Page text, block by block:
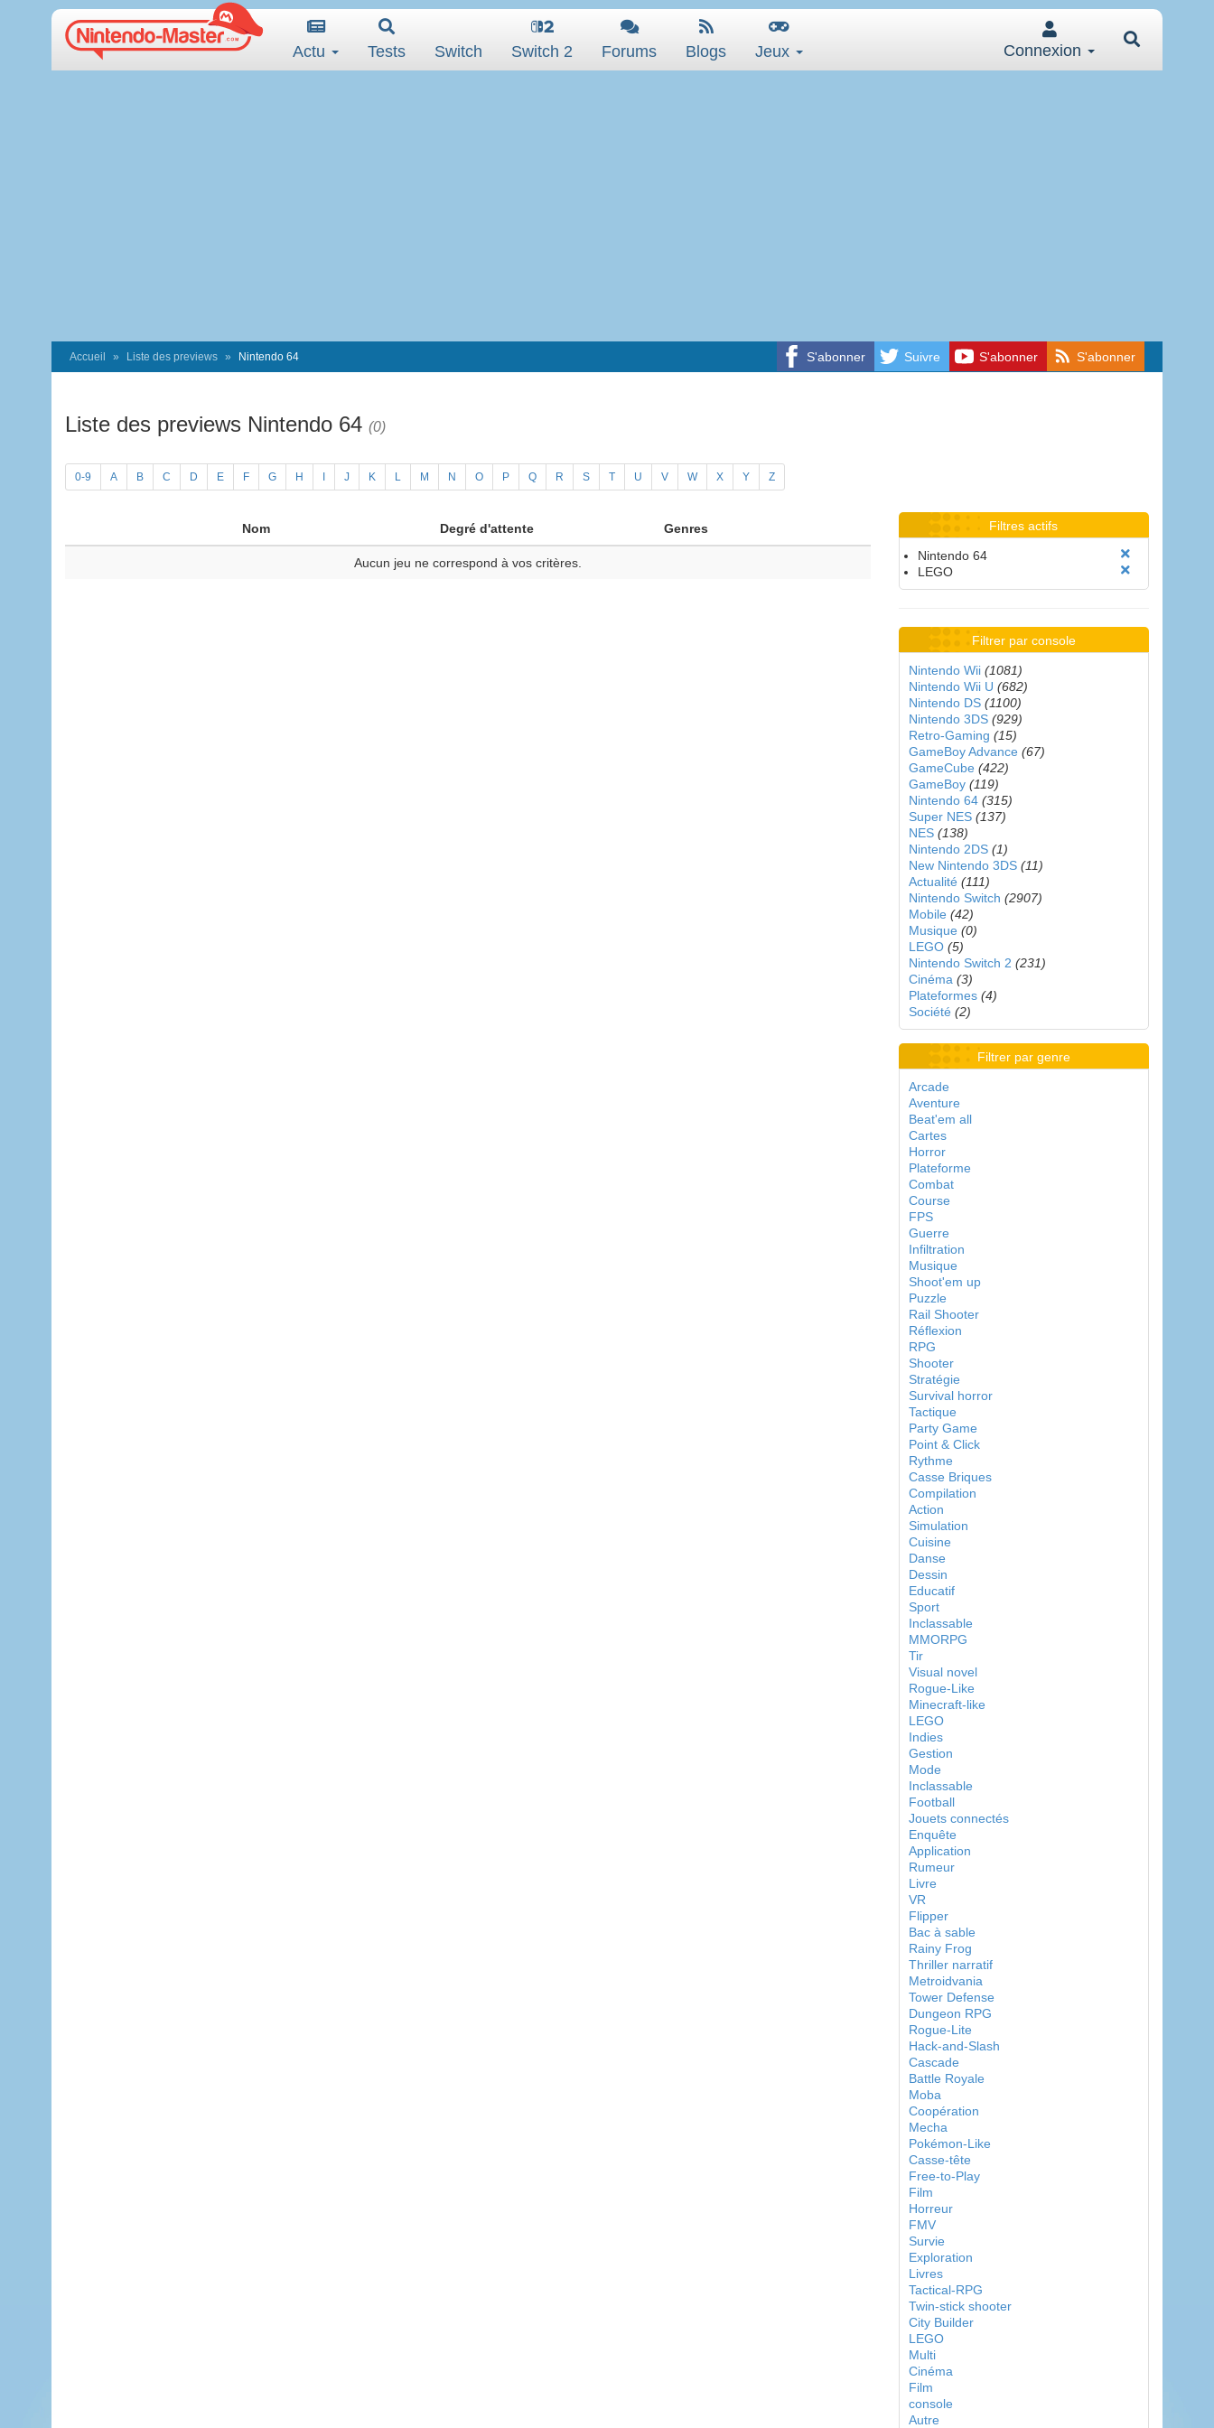
Actu Tests Switch Switch 2 Forums Blogs Jeux Connexion
S'abonner Suivre S'abonner S'abonner
Accueil Liste des previews Nintendo 64
Liste des previews Nintendo 64 (0)
0-9 A B C D E F G H J K L M N O P Q R S T U V W X Y Z
Nom Degré d'attente Genres
Aucun jeu ne correspond à vos critères.
Filtres actifs
Nintendo 64
LEGO
Filtrer par console
Nintendo Wii (1081)
Nintendo Wii U (682)
Nintendo DS (1100)
Nintendo 3DS (929)
Retro-Gaming (15)
GameBoy Advance (67)
GameCube (422)
GameBoy (119)
Nintendo 64 (315)
Super NES (137)
NES (138)
Nintendo 2DS (1)
New Nintendo 3DS (11)
Actualité (111)
Nintendo Switch (2907)
Mobile (42)
Musique (0)
LEGO (5)
Nintendo Switch 2 (231)
Cinéma (3)
Plateformes (4)
Société (2)
Filtrer par genre
Arcade
Aventure
Beat'em all
Cartes
Horror
Plateforme
Combat
Course
FPS
Guerre
Infiltration
Musique
Shoot'em up
Puzzle
Rail Shooter
Réflexion
RPG
Shooter
Stratégie
Survival horror
Tactique
Party Game
Point & Click
Rythme
Casse Briques
Compilation
Action
Simulation
Cuisine
Danse
Dessin
Educatif
Sport
Inclassable
MMORPG
Tir
Visual novel
Rogue-Like
Minecraft-like
LEGO
Indies
Gestion
Mode
Inclassable
Football
Jouets connectés
Enquête
Application
Rumeur
Livre
VR
Flipper
Bac à sable
Rainy Frog
Thriller narratif
Metroidvania
Tower Defense
Dungeon RPG
Rogue-Lite
Hack-and-Slash
Cascade
Battle Royale
Moba
Coopération
Mecha
Pokémon-Like
Casse-tête
Free-to-Play
Film
Horreur
FMV
Survie
Exploration
Livres
Tactical-RPG
Twin-stick shooter
City Builder
LEGO
Multi
Cinéma
Film
console
Autre